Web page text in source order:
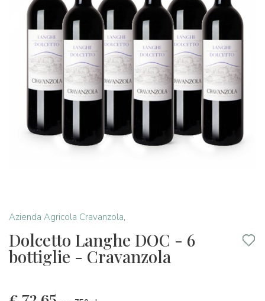
Azienda Agricola Cravanzola,
Dolcetto Langhe DOC - 6
bottiglie - Cravanzola